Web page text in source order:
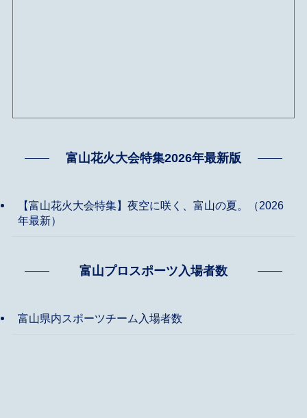
富山花火大会特集2026年最新版
【富山花火大会特集】夜空に咲く、富山の夏。（2026
年最新）
富山プロスポーツ入場者数
富山県内スポーツチーム入場者数